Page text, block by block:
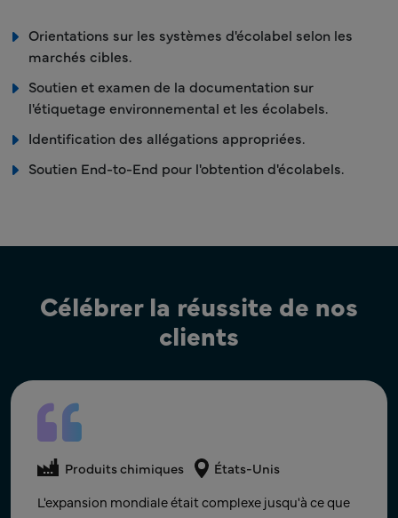
Orientations sur les systèmes d'écolabel selon les
marchés cibles.
Soutien et examen de la documentation sur
l'étiquetage environnemental et les écolabels.
Identification des allégations appropriées.
Soutien End-to-End pour l'obtention d'écolabels.
Célébrer la réussite de nos
clients
Produits chimiques
Produits chimiques
Pays-Bas
Notre collaboration avec Freyr nous a permis
Produits chimiques
États-Unis
L'expansion mondiale était complexe jusqu'à ce que